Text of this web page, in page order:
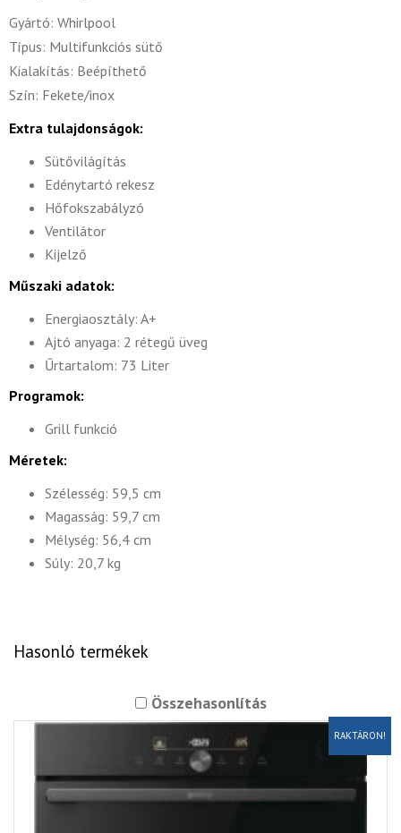
Gyártó: Whirlpool
Típus: Multifunkciós sütő
Kialakítás: Beépíthető
Szín: Fekete/inox
Extra tulajdonságok:
Sütővilágítás
Edénytartó rekesz
Hőfokszabályzó
Ventilátor
Kijelző
Műszaki adatok:
Energiaosztály: A+
Ajtó anyaga: 2 rétegű üveg
Űrtartalom: 73 Liter
Programok:
Grill funkció
Méretek:
Szélesség: 59,5 cm
Magasság: 59,7 cm
Mélység: 56,4 cm
Súly: 20,7 kg
Hasonló termékek
Összehasonlítás
RAKTÁRON!